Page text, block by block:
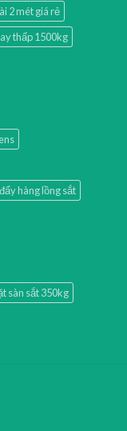
2 mét giá rẻ
thấp 1500kg
hàng lồng sắt
sàn sắt 350kg